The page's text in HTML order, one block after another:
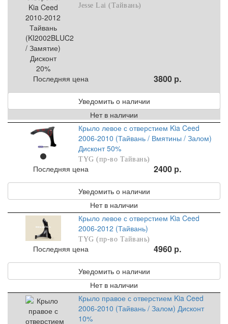
Jesse Lai (Тайвань)
Последняя цена 3800 р.
Уведомить о наличии
Нет в наличии
Крыло левое с отверстием Kia Ceed
2006-2010 (Тайвань / Вмятины / Залом)
Дисконт 50%
TYG (пр-во Тайвань)
Последняя цена 2400 р.
Уведомить о наличии
Нет в наличии
Крыло левое с отверстием Kia Ceed
2006-2012 (Тайвань)
TYG (пр-во Тайвань)
Последняя цена 4960 р.
Уведомить о наличии
Нет в наличии
Крыло правое с отверстием Kia Ceed
2006-2010 (Тайвань / Залом) Дисконт
10%